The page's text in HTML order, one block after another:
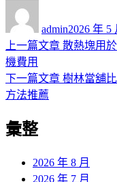
admin佈
日
2026 年 5
文
章
導
覽
上一篇文章 上
篇
散熱塊用
機費用
下一篇文章 下
樹林當舖
方法推薦
彙整
2026 年 8 月
2026 年 7 月